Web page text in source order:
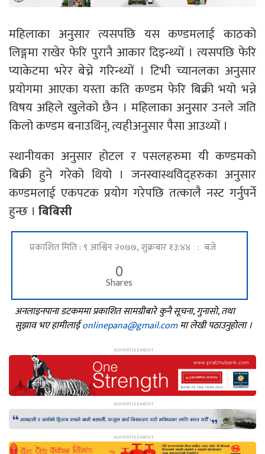
महिलाका अनुसार त्यसपछि यस कण्डमलाई काठको
लिङ्गमा राखेर फेरि पुरानै आकार दिइन्थ्यों । त्यसपछि फेरि
प्याकेटमा भरेर बेच्ने गरिन्थ्यों । टिभी च्यानलका अनुसार
प्रयोगमा आएका यस्ता कति कण्डम फेरि बिक्री भयो भन्ने
विषय अहिले खुलेको छैन । महिलाका अनुसार उनले जति
किलो कण्डम बनाउथिंन्, त्यहीअनुसार पैसा आउथ्यों ।
स्थानीयका अनुसार होटल र पसलहरुमा यी कण्डमको
बिक्री हुने गरेको थियो । जनस्वास्थविद्हरुका अनुसार
कण्डमलाई एकपटक प्रयोग गरेपछि तत्कालै नस्ट गर्नुपर्ने
हुन्छ । बिबिसी
प्रकाशित मिति : ९ आश्विन २०७७, शुक्रबार १३:४४ : बजे
0
Shares
अनलाइनपाना डटकममा प्रकाशित सामग्रीबारे कुनै सूचना, गुनासो, तथा
सुझाव भए हामीलाईonlinepana@gmail.comमा लेखी पठाउनुहोला ।